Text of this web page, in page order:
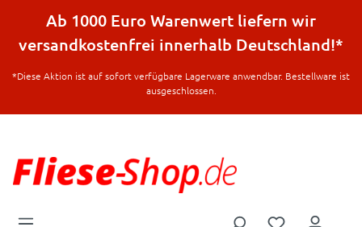
springen
Ab 1000 Euro Warenwert liefern wir
versandkostenfrei innerhalb Deutschland!*
*Diese Aktion ist auf sofort verfügbare Lagerware anwendbar. Bestellware ist
ausgeschlossen.